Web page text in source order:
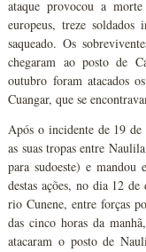
ataque provocou a
europeus, treze
saqueado. Os
chegaram ao posto de
outubro foram atacados
Cuangar, que se
Após o incidente de 19
as suas tropas entre
para sudoeste) e mandou
destas ações, no dia 12
rio Cunene, entre forças
das cinco horas da
atacaram o posto de